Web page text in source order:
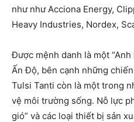
như như Acciona Energy,
Heavy Industries, Nordex,
Được mệnh danh là một “Anh
Ấn Độ, bên cạnh những
Tulsi Tanti còn là một trong
vệ môi trường sống. Nỗ lực
gió” và các loại thiết bị sản